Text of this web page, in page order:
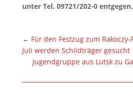
unter Tel. 09721/202-0 entgegen.
← Für den Festzug zum
Juli werden Schildträger gesucht
Jugendgruppe aus Lutsk zu